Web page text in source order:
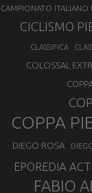
CAMPIONATO ITALIANO
CICLISMO
CLASSIFICA
COLOSSAL
COPPA
DIEGO ROSA
EPOREDIA
FABIO